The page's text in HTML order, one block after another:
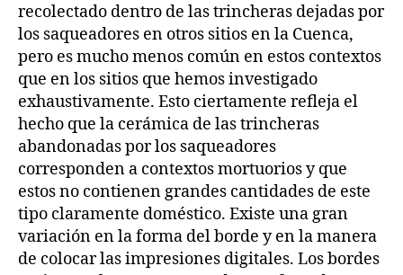
recolectado dentro de las trincheras dejadas por
los saqueadores en otros sitios en la Cuenca,
pero es mucho menos común en estos contextos
que en los sitios que hemos investigado
exhaustivamente. Esto ciertamente refleja el
hecho que la cerámica de las trincheras
abandonadas por los saqueadores
corresponden a contextos mortuorios y que
estos no contienen grandes cantidades de este
tipo claramente doméstico. Existe una gran
variación en la forma del borde y en la manera
de colocar las impresiones digitales. Los bordes